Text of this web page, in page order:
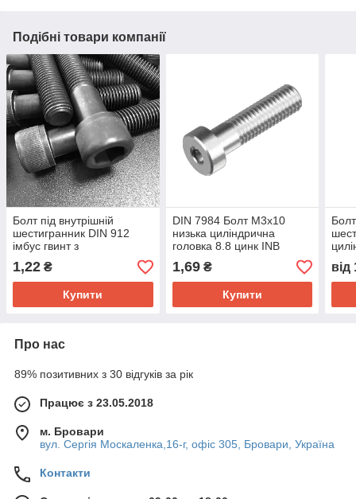
Подібні товари компанії
Болт під внутрішній
шестигранник DIN 912
імбус гвинт з
циліндричною головкою
високоміцний клас
міцності 8.8 чорний без
1,22 ₴
Купити
DIN 7984 Болт М3х10
низька циліндрична
головка 8.8 цинк INB
1,69₴
Купити
від
Про нас
89% позитивних з 30 відгуків за рік
Працює з 23.05.2018
м. Бровари
вул. Сергія Москаленка,16-г, офіс 305, Бровари, Україна
Контакти